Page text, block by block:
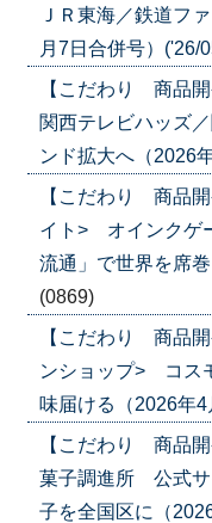
ＪＲ東海／鉄道フ
月7日合併号）('26/
【こだわり 商品
関西テレビハッズ
ンド拡大へ（2026
【こだわり 商品
イト> オインクゲ
流通」で世界を席
(0869)
【こだわり 商品
ンショップ> コス
味届ける（2026年
【こだわり 商品
菓子調進所 公式
子を全国区に（